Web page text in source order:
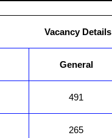
Vacancy Details
General
491
265